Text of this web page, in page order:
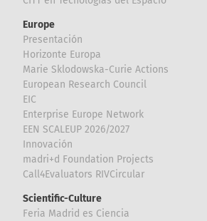
Europe
Presentación
Horizonte Europa
Marie Sklodowska-Curie Actions
European Research Council
EIC
Enterprise Europe Network
EEN SCALEUP 2026/2027
Innovación
madri+d Foundation Projects
Call4Evaluators RIVCircular
Scientific-Culture
Feria Madrid es Ciencia